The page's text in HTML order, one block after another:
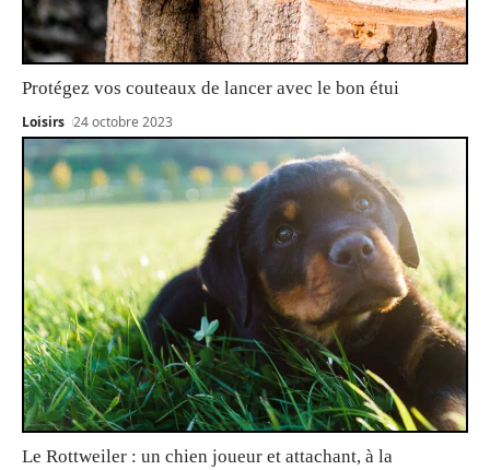
Protégez vos couteaux de lancer avec le bon étui
Loisirs 24 octobre 2023
Le Rottweiler : un chien joueur et attachant, à la